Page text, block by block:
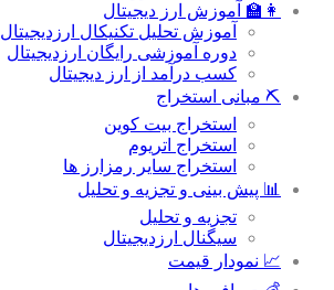
👩‍🏫 آموزش ارز دیجیتال
آموزش تحلیل تکنیکال ارزدیجیتال
دوره آموزشی رایگان ارزدیجیتال
کسب درآمد از ارز دیجیتال
⛏ مبانی استخراج
استخراج بیت کوین
استخراج اتریوم
استخراج سایر رمزارز ها
📊 پیش بینی و تجزیه و تحلیل
تجزیه و تحلیل
سیگنال ارزدیجیتال
📈 نمودار قیمت